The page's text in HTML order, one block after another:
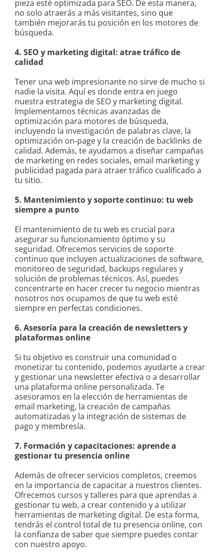
pieza esté optimizada para SEO. De esta manera,
no solo atraerás a más visitantes, sino que
también mejorarás tu posición en los motores de
búsqueda.
4. SEO y marketing digital: atrae tráfico de
calidad
Tener una web impresionante no sirve de mucho si
nadie la visita. Aquí es donde entra en juego
nuestra estrategia de SEO y marketing digital.
Implementamos técnicas avanzadas de
optimización para motores de búsqueda,
incluyendo la investigación de palabras clave, la
optimización on-page y la creación de backlinks de
calidad. Además, te ayudamos a diseñar campañas
de marketing en redes sociales, email marketing y
publicidad pagada para atraer tráfico cualificado a
tu sitio.
5. Mantenimiento y soporte continuo: tu web
siempre a punto
El mantenimiento de tu web es crucial para
asegurar su funcionamiento óptimo y su
seguridad. Ofrecemos servicios de soporte
continuo que incluyen actualizaciones de software,
monitoreo de seguridad, backups regulares y
solución de problemas técnicos. Así, puedes
concentrarte en hacer crecer tu negocio mientras
nosotros nos ocupamos de que tu web esté
siempre en perfectas condiciones.
6. Asesoría para la creación de newsletters y
plataformas online
Si tu objetivo es construir una comunidad o
monetizar tu contenido, podemos ayudarte a crear
y gestionar una newsletter efectiva o a desarrollar
una plataforma online personalizada. Te
asesoramos en la elección de herramientas de
email marketing, la creación de campañas
automatizadas y la integración de sistemas de
pago y membresía.
7. Formación y capacitaciones: aprende a
gestionar tu presencia online
Además de ofrecer servicios completos, creemos
en la importancia de capacitar a nuestros clientes.
Ofrecemos cursos y talleres para que aprendas a
gestionar tu web, a crear contenido y a utilizar
herramientas de marketing digital. De esta forma,
tendrás el control total de tu presencia online, con
la confianza de saber que siempre puedes contar
con nuestro apoyo.